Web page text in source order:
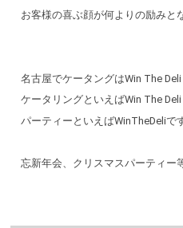
お客様の喜ぶ顔が何よりの励みと
名古屋でケータングはWin The Deli
ケータリングといえばWin The Deli
パーティーといえばWinTheDeliで
忘新年会、クリスマスパーティー